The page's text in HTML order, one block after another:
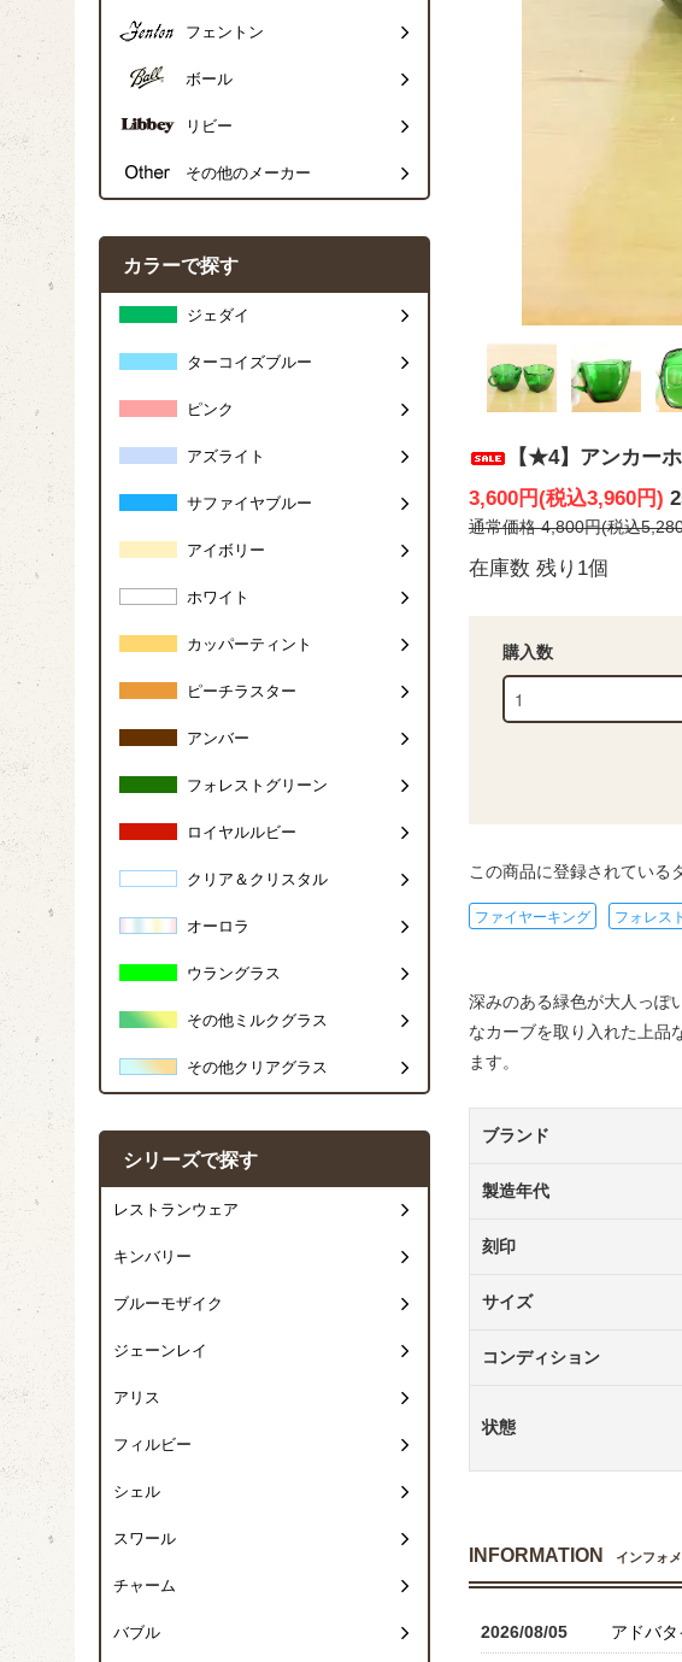
【★4】アンカー
3,600円(税込3,960円)
通常価格 4,800円(税込
在庫数 残り1個
購入数
この商品に登録されている
ファイヤーキング フォレス
深みのある緑色が大人っぽ
なカーブを取り入れた上品
ます。
ブランド
製造年代
刻印
サイズ
コンディション
状態
INFORMATION インフォ
2026/08/05 アドバ
フェントン
ボール
リビー
その他のメーカー
カラーで探す
ジェダイ
ターコイズブルー
ピンク
アズライト
サファイヤブルー
アイボリー
ホワイト
カッパーティント
ピーチラスター
アンバー
フォレストグリーン
ロイヤルルビー
クリア＆クリスタル
オーロラ
ウラングラス
その他ミルクグラス
その他クリアグラス
シリーズで探す
レストランウェア
キンバリー
ブルーモザイク
ジェーンレイ
アリス
フィルビー
シェル
スワール
チャーム
バブル